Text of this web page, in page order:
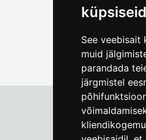
küpsiseid
See veebisait
muid
parandada
järgmistel
Tallinna